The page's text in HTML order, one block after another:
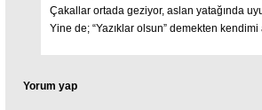
Çakallar ortada geziyor, aslan yatağında
Yine de; “Yazıklar olsun” demekten kendimi
Yorum yap